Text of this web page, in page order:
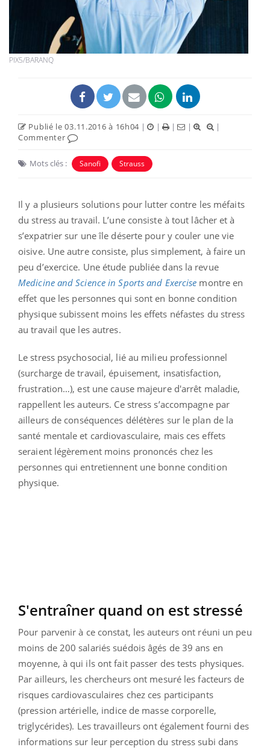
PIX5/BARANQ
Publié le 03.11.2016 à 16h04 | | | |
|
Commenter
Mots clés : Sanofi Strauss
Il y a plusieurs solutions pour lutter contre les méfaits
du stress au travail. L’une consiste à tout lâcher et à
s’expatrier sur une île déserte pour y couler une vie
oisive. Une autre consiste, plus simplement, à faire un
peu d’exercice. Une étude publiée dans la revue
Medicine and Science in Sports and Exercise montre en
effet que les personnes qui sont en bonne condition
physique subissent moins les effets néfastes du stress
au travail que les autres.
Le stress psychosocial, lié au milieu professionnel
(surcharge de travail, épuisement, insatisfaction,
frustration…), est une cause majeure d'arrêt maladie,
rappellent les auteurs. Ce stress s’accompagne par
ailleurs de conséquences délétères sur le plan de la
santé mentale et cardiovasculaire, mais ces effets
seraient légèrement moins prononcés chez les
personnes qui entretiennent une bonne condition
physique.
S'entraîner quand on est stressé
Pour parvenir à ce constat, les auteurs ont réuni un peu
moins de 200 salariés suédois âgés de 39 ans en
moyenne, à qui ils ont fait passer des tests physiques.
Par ailleurs, les chercheurs ont mesuré les facteurs de
risques cardiovasculaires chez ces participants
(pression artérielle, indice de masse corporelle,
triglycérides). Les travailleurs ont également fourni des
informations sur leur perception du stress subi dans